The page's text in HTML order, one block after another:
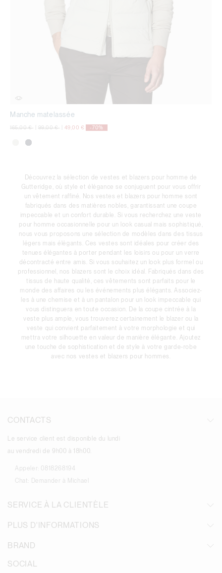
Manche matelassée
Prix réduit de
165,00 €à Prix réduit de
99,00 €à 49,00 € -70%
Découvrez la sélection de vestes et blazers pour homme de
Gutteridge, où style et élégance se conjuguent pour vous offrir
un vêtement raffiné. Nos vestes et blazers pour homme sont
fabriqués dans des matières nobles, garantissant une coupe
impeccable et un confort durable. Si vous recherchez une veste
pour homme occasionnelle pour un look casual mais sophistiqué,
nous vous proposons une sélection de modèles dans des tissus
légers mais élégants. Ces vestes sont idéales pour créer des
tenues élégantes à porter pendant les loisirs ou pour un verre
décontracté entre amis. Si vous souhaitez un look plus formel ou
professionnel, nos blazers sont le choix idéal. Fabriqués dans des
tissus de haute qualité, ces vêtements sont parfaits pour le
monde des affaires ou les événements plus élégants. Associez-
les à une chemise et à un pantalon pour un look impeccable qui
vous distinguera en toute occasion. De la coupe cintrée à la
veste plus ample, vous trouverez certainement le blazer ou la
veste qui convient parfaitement à votre morphologie et qui
mettra votre silhouette en valeur de manière élégante. Ajoutez
une touche de sophistication et de style à votre garde-robe
avec nos vestes et blazers pour hommes.
CONTACTS
Le service client est disponible du lundi
au vendredi de 9h00 à 18h00.
Appeler: 0818268194
Chat:
Demander à Michael
SERVICE À LA CLIENTÈLE
PLUS D'INFORMATIONS
BRAND
SOCIAL